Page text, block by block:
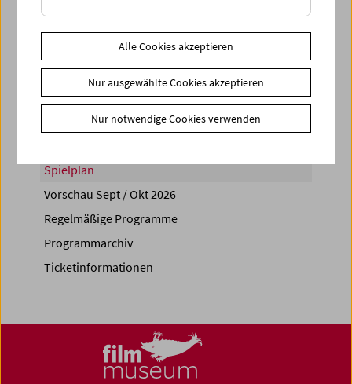
Share on
Spielplan
Vorschau Sept / Okt 2026
Regelmäßige Programme
Programmarchiv
Ticketinformationen
Alle Cookies akzeptieren
Nur ausgewählte Cookies akzeptieren
Nur notwendige Cookies verwenden